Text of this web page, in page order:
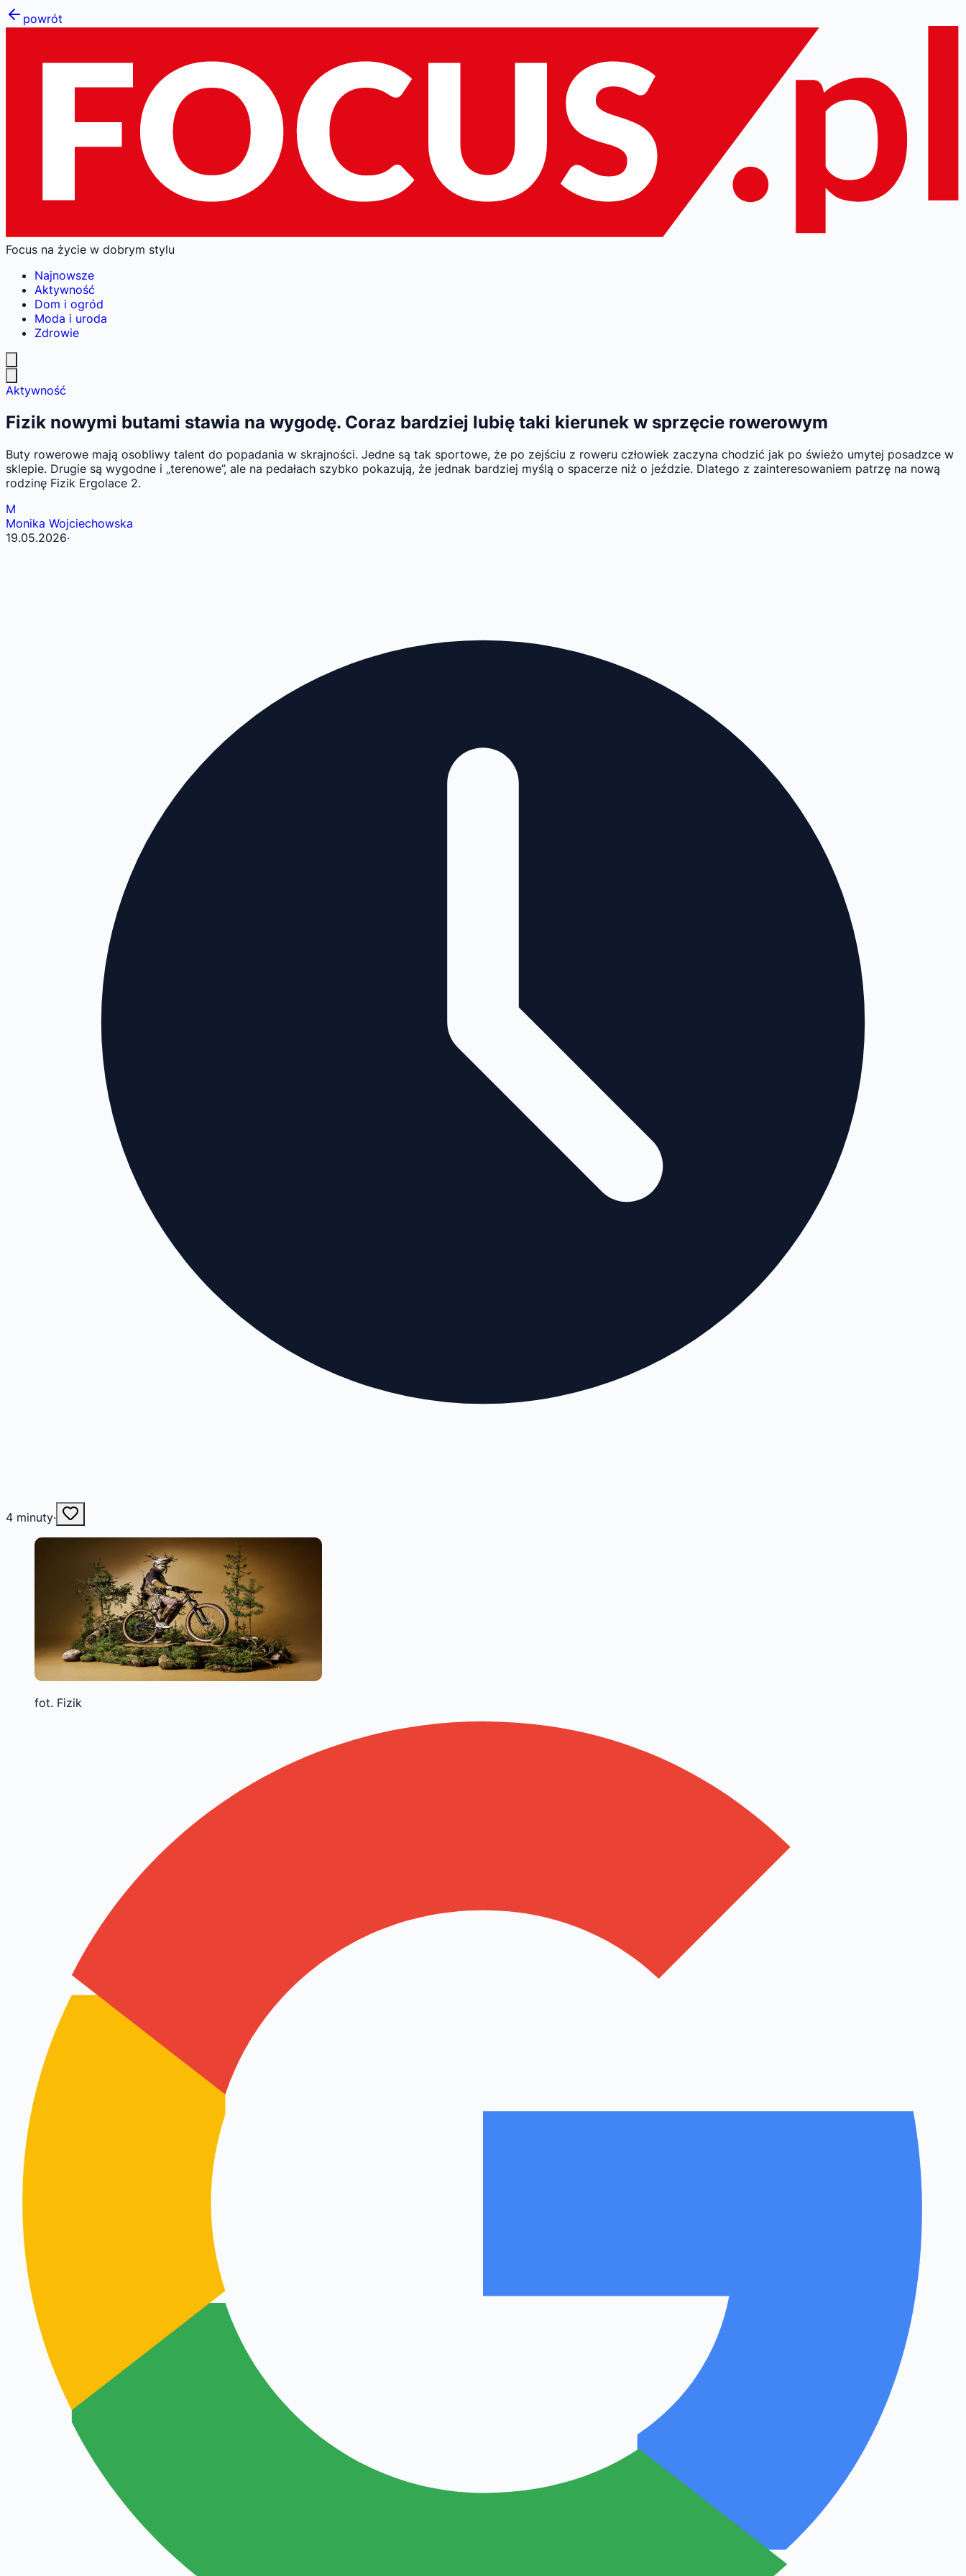
powrót
Focus na życie w dobrym stylu
Najnowsze
Aktywność
Dom i ogród
Moda i uroda
Zdrowie
Aktywność
Fizik nowymi butami stawia na wygodę. Coraz bardziej lubię taki kierunek w sprzęcie rowerowym
Buty rowerowe mają osobliwy talent do popadania w skrajności. Jedne są tak sportowe, że po zejściu z roweru człowiek zaczyna chodzić jak po świeżo umytej posadzce w
sklepie. Drugie są wygodne i „terenowe”, ale na pedałach szybko pokazują, że jednak bardziej myślą o spacerze niż o jeździe. Dlatego z zainteresowaniem patrzę na nową
rodzinę Fizik Ergolace 2.
M
Monika Wojciechowska
19.05.2026·
4 minuty·
fot. Fizik